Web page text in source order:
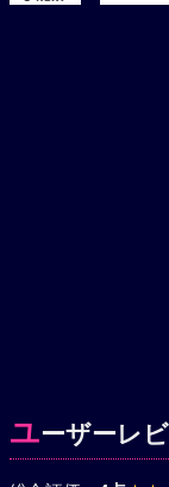
ユーザーレ